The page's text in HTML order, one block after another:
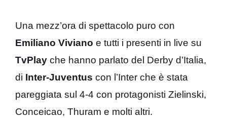
Una mezz’ora di spettacolo puro con
Emiliano Viviano e tutti i presenti in live su
TvPlay che hanno parlato del Derby d’Italia,
di Inter-Juventus con l’Inter che è stata
pareggiata sul 4-4 con protagonisti Zielinski,
Conceicao, Thuram e molti altri.